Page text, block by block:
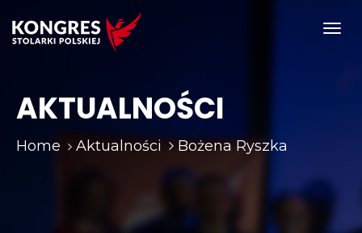
AKTUALNOŚCI
Home Aktualności Bożena Ryszka